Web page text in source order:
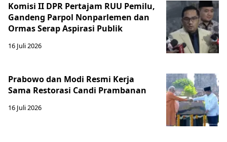
Komisi II DPR Pertajam RUU Pemilu,
Gandeng Parpol Nonparlemen dan
Ormas Serap Aspirasi Publik
16 Juli 2026
Prabowo dan Modi Resmi Kerja
Sama Restorasi Candi Prambanan
16 Juli 2026